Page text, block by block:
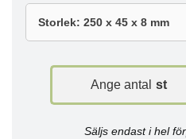
Ange antal st
Säljs endast i hel